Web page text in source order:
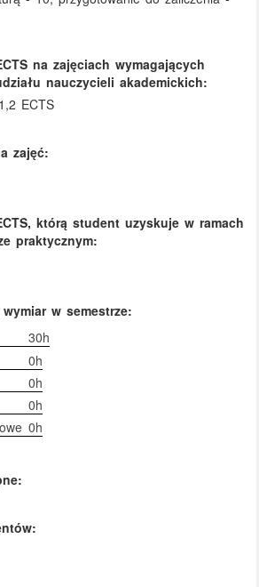
na zajęciach wymagających
nauczycieli akademickich:
ECTS
zajęć:
którą student uzyskuje w ramach
praktycznym:
w semestrze:
30h
0h
0h
0h
0h